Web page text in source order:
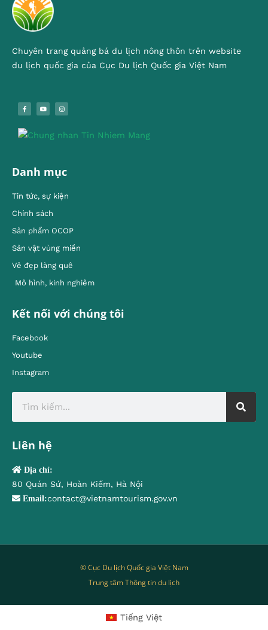
Chuyên trang quảng bá du lịch nông thôn trên website
du lịch quốc gia của Cục Du lịch Quốc gia Việt Nam
Danh mục
Tin tức, sự kiện
Chính sách
Sản phẩm OCOP
Sản vật vùng miền
Vẻ đẹp làng quê
Mô hình, kinh nghiêm
Kết nối với chúng tôi
Facebook
Youtube
Instagram
Liên hệ
Địa chỉ:
80 Quán Sứ, Hoàn Kiếm, Hà Nội
Email:contact@vietnamtourism.gov.vn
© Cục Du lịch Quốc gia Việt Nam
Trung tâm Thông tin du lịch
Tiếng Việt